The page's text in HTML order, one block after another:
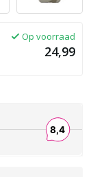
Op voorraad
24,99